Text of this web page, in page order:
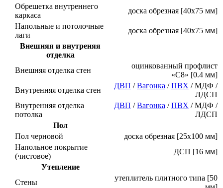
Обрешетка внутреннего
каркаса
доска обрезная [40х75 мм]
Напольные и потолочные
лаги
доска обрезная [40х75 мм]
Внешняя и внутреняя
отделка
Внешняя отделка стен
оцинкованный профлист
«C8» [0.4 мм]
Внутренняя отделка стен
ДВП /Вагонка /ПВХ / МДФ /
ЛДСП
Внутренняя отделка
потолка
ДВП /Вагонка /ПВХ / МДФ /
ЛДСП
Пол
Пол черновой
доска обрезная [25х100 мм]
Напольное покрытие
(чистовое)
ДСП [16 мм]
Утепление
Стены
утеплитель плитного типа [50